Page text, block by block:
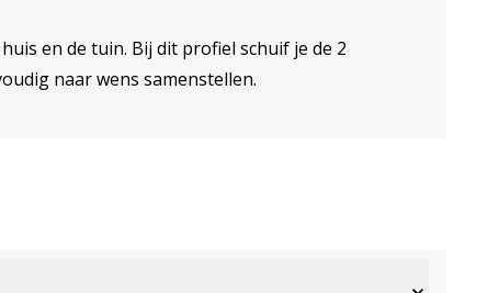
en de tuin. Bij dit profiel schuif je de 2
naar wens samenstellen.